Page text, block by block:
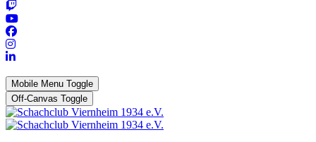
Mobile Menu Toggle
Off-Canvas Toggle